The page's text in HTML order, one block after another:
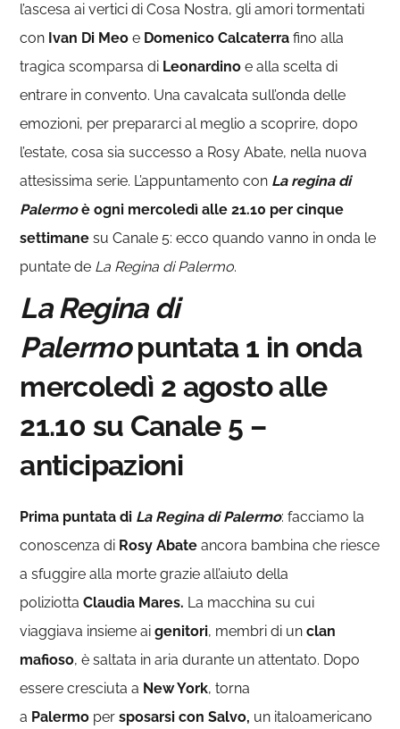
l’ascesa ai vertici di Cosa Nostra, gli amori tormentati
con Ivan Di Meo e Domenico Calcaterra fino alla
tragica scomparsa di Leonardino e alla scelta di
entrare in convento. Una cavalcata sull’onda delle
emozioni, per prepararci al meglio a scoprire, dopo
l’estate, cosa sia successo a Rosy Abate, nella nuova
attesissima serie. L’appuntamento con La regina di
Palermoè ogni mercoledì alle 21.10 per cinque
settimanesu Canale 5: ecco quando vanno in onda le
puntate de La Regina di Palermo.
La Regina di
Palermopuntata 1 in onda
mercoledì 2 agosto alle
21.10 su Canale 5 –
anticipazioni
Prima puntata di La Regina di Palermo: facciamo la
conoscenza di Rosy Abate ancora bambina che riesce
a sfuggire alla morte grazie all’aiuto della
poliziottaClaudia Mares. La macchina su cui
viaggiava insieme ai genitori, membri di unclan
mafioso, è saltata in aria durante un attentato. Dopo
essere cresciuta a New York, torna
a Palermo persposarsi conSalvo, un italoamericano